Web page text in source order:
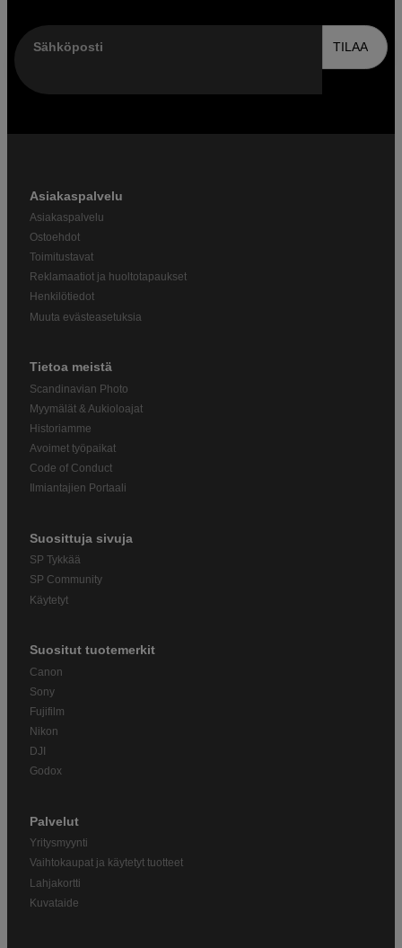
Sähköposti TILAA
Asiakaspalvelu
Asiakaspalvelu
Ostoehdot
Toimitustavat
Reklamaatiot ja huoltotapaukset
Henkilötiedot
Muuta evästeasetuksia
Tietoa meistä
Scandinavian Photo
Myymälät & Aukioloajat
Historiamme
Avoimet työpaikat
Code of Conduct
Ilmiantajien Portaali
Suosittuja sivuja
SP Tykkää
SP Community
Käytetyt
Suositut tuotemerkit
Canon
Sony
Fujifilm
Nikon
DJI
Godox
Palvelut
Yritysmyynti
Vaihtokaupat ja käytetyt tuotteet
Lahjakortti
Kuvataide